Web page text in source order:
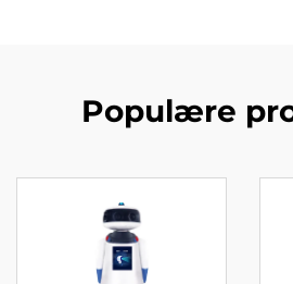
Populære